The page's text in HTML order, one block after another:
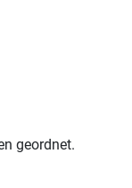
geordnet.